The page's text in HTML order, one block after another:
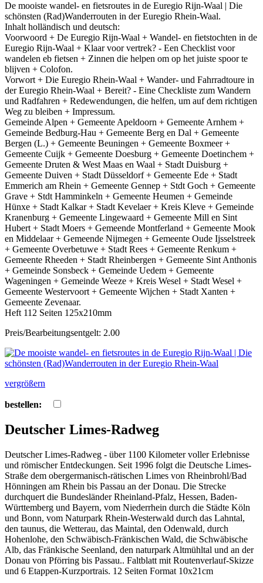
De mooiste wandel- en fietsroutes in de Euregio Rijn-Waal | Die
schönsten (Rad)Wanderrouten in der Euregio Rhein-Waal.
Inhalt holländisch und deutsch:
Voorwoord + De Euregio Rijn-Waal + Wandel- en fietstochten in de
Euregio Rijn-Waal + Klaar voor vertrek? - Een Checklist voor
wandelen eb fietsen + Zinnen die helpen om op het juiste spoor te
blijven + Colofon.
Vorwort + Die Euregio Rhein-Waal + Wander- und Fahrradtoure in
der Euregio Rhein-Waal + Bereit? - Eine Checkliste zum Wandern
und Radfahren + Redewendungen, die helfen, um auf dem richtigen
Weg zu bleiben + Impressum.
Gemeinde Alpen + Gemeente Apeldoorn + Gemeente Arnhem +
Gemeinde Bedburg-Hau + Gemeente Berg en Dal + Gemeente
Bergen (L.) + Gemeente Beuningen + Gemeente Boxmeer +
Gemeente Cuijk + Gemeente Doesburg + Gemeente Doetinchem +
Gemeente Druten & West Maas en Waal + Stadt Duisburg +
Gemeente Duiven + Stadt Düsseldorf + Gemeente Ede + Stadt
Emmerich am Rhein + Gemeente Gennep + Stdt Goch + Gemeente
Grave + Stdt Hamminkeln + Gemeente Heumen + Gemeinde
Hünxe + Stadt Kalkar + Stadt Kevelaer + Kreis Kleve + Gemeinde
Kranenburg + Gemeente Lingewaard + Gemeente Mill en Sint
Hubert + Stadt Moers + Gemeende Montferland + Gemeente Mook
en Middelaar + Gemeende Nijmegen + Gemeente Oude Ijsselstreek
+ Gemeente Overbetuwe + Stadt Rees + Gemeente Renkum +
Gemeente Rheeden + Stadt Rheinbergen + Gemeente Sint Anthonis
+ Gemeinde Sonsbeck + Gemeinde Uedem + Gemeente
Wageningen + Gemeinde Weeze + Kreis Wesel + Stadt Wesel +
Gemeente Westervoort + Gemeente Wijchen + Stadt Xanten +
Gemeente Zevenaar.
Heft 112 Seiten 125x210mm
Preis/Bearbeitungsentgelt: 2.00
vergrößern
bestellen:
Deutscher Limes-Radweg
Deutscher Limes-Radweg - über 1100 Kilometer voller Erlebnisse
und römischer Entdeckungen. Seit 1996 folgt die Deutsche Limes-
Straße dem obergermanisch-rätischen Limes von Rheinbrohl/Bad
Hönningen am Rhein bis Passau an der Donau. Die Strecke
durchquert die Bundesländer Rheinland-Pfalz, Hessen, Baden-
Württemberg und Bayern, vom Niederrhein durch die Städte Köln
und Bonn, vom Naturpark Rhein-Westerwald durch das Lahntal,
den taunus, die Wetterau, das Maintal, den Odenwald, durch
Hohenlohe, den Schwäbisch-Fränkischen Wald, die Schwäbische
Alb, das Fränkische Seenland, den naturpark Altmühltal und an der
Donau von Pförring bis Passau.. Faltblatt mit Routenverlauf-Skizze
und 6 Etappen-Kurzportrais. 12 Seiten Format 10x21cm